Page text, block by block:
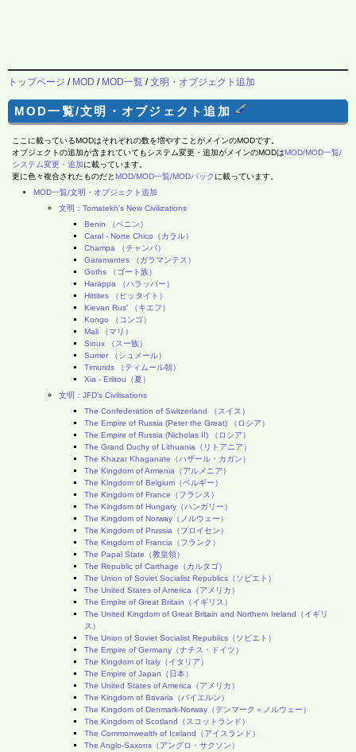
トップページ / MOD / MOD一覧 /文明・オブジェクト追加
MOD一覧/文明・オブジェクト追加
ここに載っているMODはそれぞれの数を増やすことがメインのMODです。
オブジェクトの追加が含まれていてもシステム変更・追加がメインのMODはMOD/MOD一覧/
システム変更・追加に載っています。
更に色々複合されたものだとMOD/MOD一覧/MODパック に載っています。
MOD一覧/文明・オブジェクト追加
文明：Tomatekh's New Civilizations
Benin （ベニン）
Caral - Norte Chico（カラル）
Champa （チャンパ）
Garamantes （ガラマンテス）
Goths （ゴート族）
Harappa （ハラッパー）
Hittites （ヒッタイト）
Kievan Rus' （キエフ）
Kongo （コンゴ）
Mali （マリ）
Sioux （スー族）
Sumer （シュメール）
Timurids （ティムール朝）
Xia - Erlitou（夏）
文明：JFD's Civilisations
The Confederation of Switzerland （スイス）
The Empire of Russia (Peter the Great) （ロシア）
The Empire of Russia (Nicholas II) （ロシア）
The Grand Duchy of Lithuania（リトアニア）
The Khazar Khaganate（ハザール・カガン）
The Kingdom of Armenia（アルメニア）
The Kingdom of Belgium（ベルギー）
The Kingdom of France（フランス）
The Kingdom of Hungary（ハンガリー）
The Kingdom of Norway（ノルウェー）
The Kingdom of Prussia（プロイセン）
The Kingdom of Francia（フランク）
The Papal State（教皇領）
The Republic of Carthage（カルタゴ）
The Union of Soviet Socialist Republics（ソビエト）
The United States of America（アメリカ）
The Empire of Great Britain（イギリス）
The United Kingdom of Great Britain and Northern Ireland（イギリ
ス）
The Union of Soviet Socialist Republics（ソビエト）
The Empire of Germany（ナチス・ドイツ）
The Kingdom of Italy（イタリア）
The Empire of Japan（日本）
The United States of America（アメリカ）
The Kingdom of Bavaria（バイエルン）
The Kingdom of Denmark-Norway（デンマーク＝ノルウェー）
The Kingdom of Scotland（スコットランド）
The Commonwealth of Iceland（アイスランド）
The Anglo-Saxons（アングロ・サクソン）